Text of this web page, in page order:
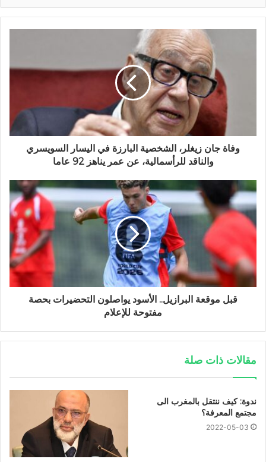
وفاة جان زيغلر، الشخصية البارزة في اليسار السويسري
والناقد للرأسمالية، عن عمر يناهز 92 عاما
قبل موقعة البرازيل.. الأسود يواصلون التحضيرات بحصة
مفتوحة للإعلام
مقالات ذات صلة
ندوة: كيف ننتقل بالمغرب الى
مجتمع المعرفة؟
2022-05-03